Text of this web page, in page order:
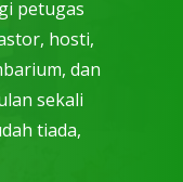
petugas
hosti,
dan
sekali
tiada,